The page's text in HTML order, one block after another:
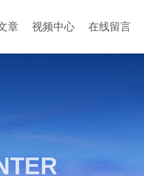
章 视频中心 在线留言